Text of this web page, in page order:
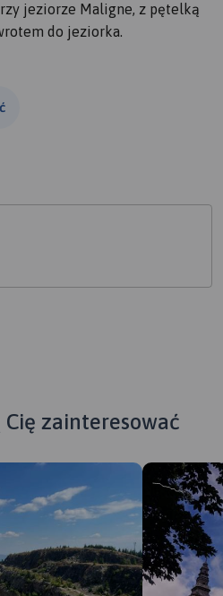
jeziorze Maligne, z pętelką
do jeziorka.
zainteresować